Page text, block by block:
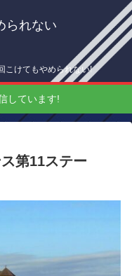
られない
けてもやめられない!
しています!
第11ステー